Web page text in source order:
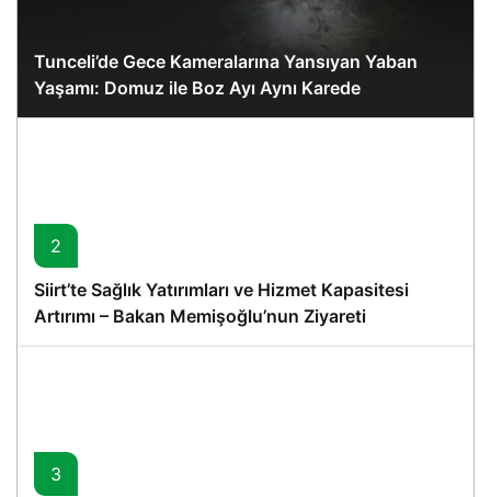
Tunceli’de Gece Kameralarına Yansıyan Yaban
Yaşamı: Domuz ile Boz Ayı Aynı Karede
2
Siirt’te Sağlık Yatırımları ve Hizmet Kapasitesi
Artırımı – Bakan Memişoğlu’nun Ziyareti
3